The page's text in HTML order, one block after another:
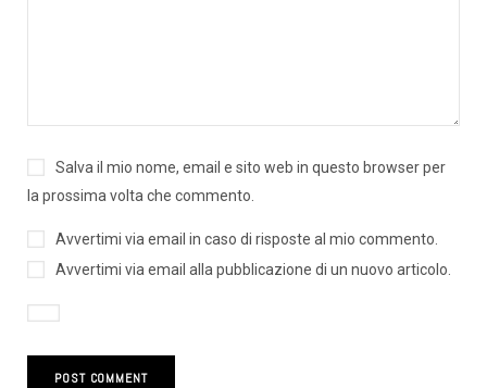
Salva il mio nome, email e sito web in questo browser per
la prossima volta che commento.
Avvertimi via email in caso di risposte al mio commento.
Avvertimi via email alla pubblicazione di un nuovo articolo.